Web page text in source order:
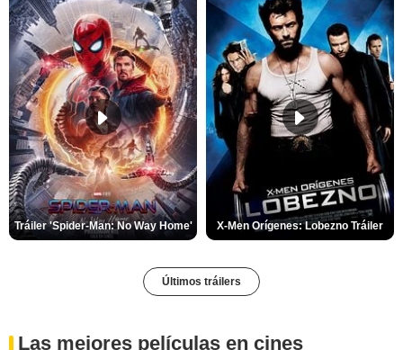
Tráiler 'Spider-Man: No Way Home' X-Men Orígenes: Lobezno Tráiler
Últimos tráilers
Las mejores películas en cines